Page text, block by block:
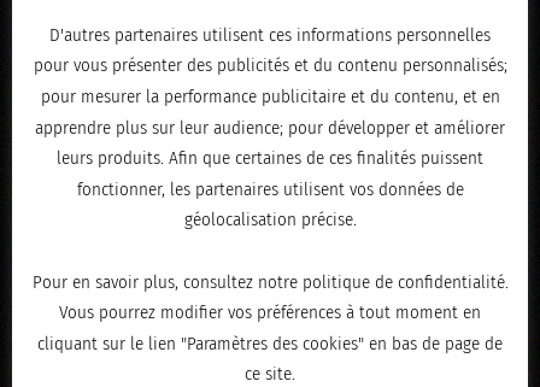
« PRÉCÉDENT
D'autres partenaires utilisent ces informations personnelles
pour vous présenter des publicités et du contenu personnalisés;
pour mesurer la performance publicitaire et du contenu, et en
apprendre plus sur leur audience; pour développer et améliorer
leurs produits. Afin que certaines de ces finalités puissent
fonctionner, les partenaires utilisent vos données de
géolocalisation précise.
Pour en savoir plus, consultez notre politique de confidentialité.
Vous pourrez modifier vos préférences à tout moment en
cliquant sur le lien "Paramètres des cookies" en bas de page de
ce site.